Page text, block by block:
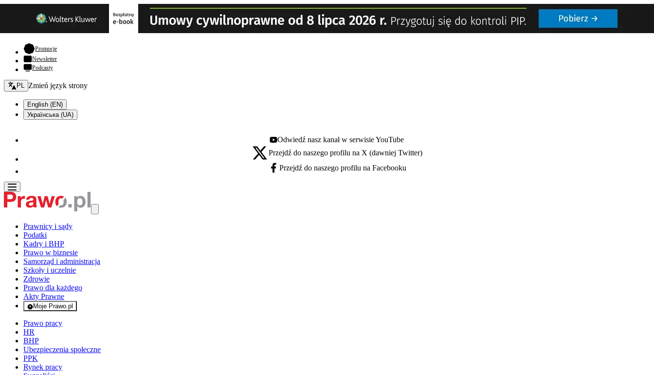
Promocje- otwiera się w nowej karcie
Newsletter
Podcasty
Zmień język - bieżący:
PL Zmień język strony
English (EN)
Українська (UA)
Youtube - otwiera się w nowej karcie
Odwiedź nasz kanał w serwisie YouTube
X - otwiera się w nowej karcie
Przejdź do naszego profilu na X (dawniej Twitter)
Facebook - otwiera się w nowej karcie
Przejdź do naszego profilu na Facebooku
Prawnicy i sądy
Podatki
Kadry i BHP
Prawo w biznesie
Samorząd i administracja
Szkoły i uczelnie
Zdrowie
Prawo dla każdego
Akty Prawne
Moje Prawo.pl
- rejestracja i logowanie do serwisu
Prawo pracy
HR
BHP
Ubezpieczenia społeczne
PPK
Rynek pracy